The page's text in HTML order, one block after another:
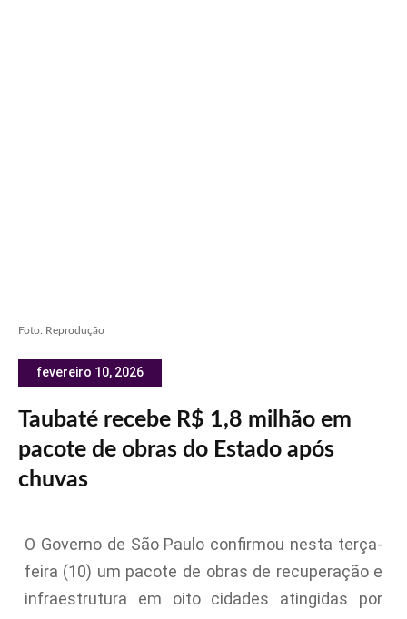
Foto: Reprodução
fevereiro 10, 2026
Taubaté recebe R$ 1,8 milhão em
pacote de obras do Estado após
chuvas
O Governo de São Paulo confirmou nesta terça-
feira (10) um pacote de obras de recuperação e
infraestrutura em oito cidades atingidas por